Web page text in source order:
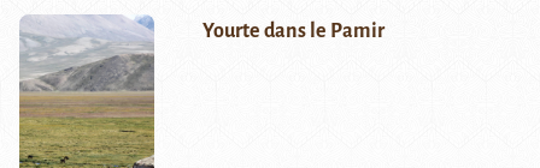
Yourte dans le Pamir